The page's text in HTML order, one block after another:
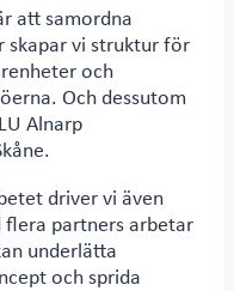
att samordna
skapar vi struktur för
och
Och dessutom
Alnarp
driver vi även
flera partners arbetar
underlätta
och sprida